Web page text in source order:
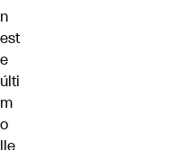
n
est
e
últi
m
o
lle